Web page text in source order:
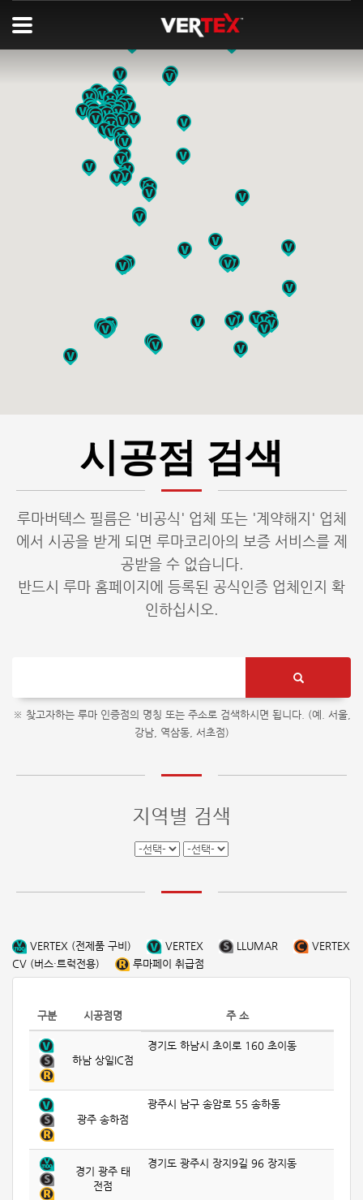
시공점 검색
루마버텍스 필름은 '비공식' 업체 또는 '계약해지' 업체
에서 시공을 받게 되면 루마코리아의 보증 서비스를 제
공받을 수 없습니다.
반드시 루마 홈페이지에 등록된 공식인증 업체인지 확
인하십시오.
※ 찾고자하는 루마 인증점의 명칭 또는 주소로 검색하시면 됩니다. (예. 서울,
강남, 역삼동, 서초점)
지역별 검색
VERTEX (전제품 구비) VERTEX LLUMAR
VERTEX
CV (버스·트럭전용)
루마페이 취급점
구분 시공점명 주 소
하남 상일IC점
경기도 하남시 초이로 160 초이동
광주 송하점
광주시 남구 송암로 55 송하동
경기 광주 태
전점
경기도 광주시 장지9길 96 장지동